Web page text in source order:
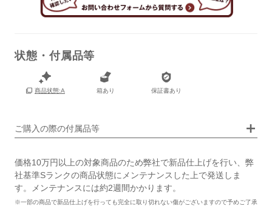
状態・付属品等
商品状態:A 箱あり 保証書あり
ご購入の際の付属品等
価格10万円以上の対象商品のため弊社で新品仕上げを行い、弊
社基準Sランクの商品状態にメンテナンスした上で発送しま
す。メンテナンスには約2週間かかります。
※一部の商品で新品仕上げを行っても完全に取り切れない傷がございますので予めご了承